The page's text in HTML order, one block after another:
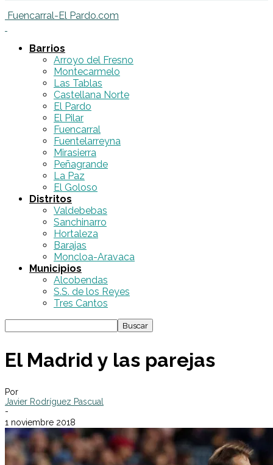
Fuencarral-El Pardo.com
Barrios
Arroyo del Fresno
Montecarmelo
Las Tablas
Castellana Norte
El Pardo
El Pilar
Fuencarral
Fuentelarreyna
Mirasierra
Peñagrande
La Paz
El Goloso
Distritos
Valdebebas
Sanchinarro
Hortaleza
Barajas
Moncloa-Aravaca
Municipios
Alcobendas
S.S. de los Reyes
Tres Cantos
El Madrid y las parejas
Por
Javier Rodríguez Pascual
-
1 noviembre 2018